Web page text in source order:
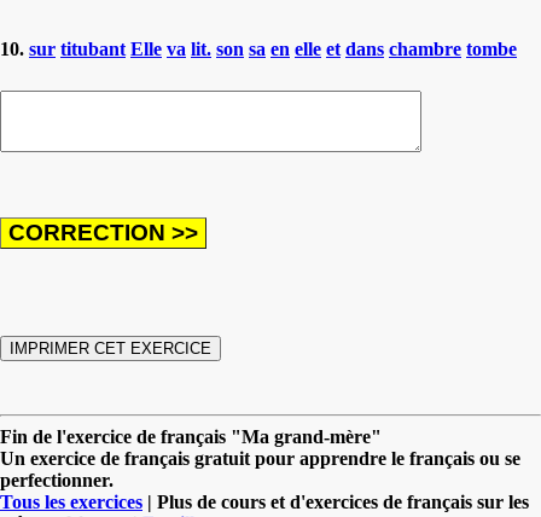
10. sur titubant Elle va lit. son sa en elle et dans chambre tombe
Fin de l'exercice de français "Ma grand-mère"
Un exercice de français gratuit pour apprendre le français ou se
perfectionner.
Tous les exercices | Plus de cours et d'exercices de français sur les